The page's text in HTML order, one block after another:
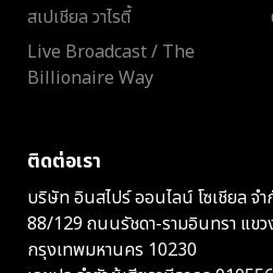
สเปเชียล วาไรตี้
Live Broadcast / The
Billionaire Way
ติดต่อเรา
บริษัท อินสไปร์ ออนไลน์ โซเชียล จ
88/129 ถนนรัชดา-รามอินทรา แขว
กรุงเทพมหานคร 10230